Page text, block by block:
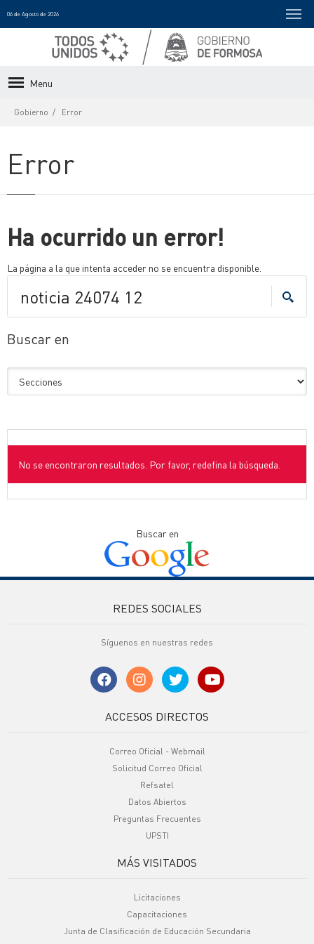
06 de Agosto de 2026
Menu
Gobierno Error
Error
Ha ocurrido un error!
La página a la que intenta acceder no se encuentra disponible.
Buscar en
No se encontraron resultados. Por favor, redefina la búsqueda.
Buscar en
REDES SOCIALES
Síguenos en nuestras redes
ACCESOS DIRECTOS
Correo Oficial - Webmail
Solicitud Correo Oficial
Refsatel
Datos Abiertos
Preguntas Frecuentes
UPSTI
MÁS VISITADOS
Licitaciones
Capacitaciones
Junta de Clasificación de Educación Secundaria